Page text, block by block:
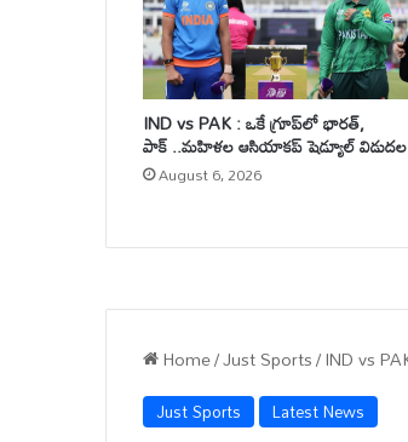
IND vs PAK : ఒకే గ్రూప్‌లో భారత్,
పాక్ ..మహిళల ఆసియాకప్ షెడ్యూల్ విడుదల
August 6, 2026